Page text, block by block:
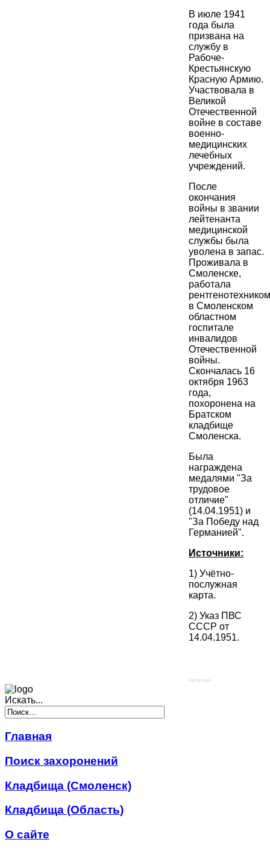
В июле 1941
года была
призвана на
службу в
Рабоче-
Крестьянскую
Красную Армию.
Участвовала в
Великой
Отечественной
войне в составе
военно-
медицинских
лечебных
учреждений.
После
окончания
войны в звании
лейтенанта
медицинской
службы была
уволена в запас.
Проживала в
Смоленске,
работала
рентгенотехником
в Смоленском
областном
госпитале
инвалидов
Отечественной
войны.
Скончалась 16
октября 1963
года,
похоронена на
Братском
кладбище
Смоленска.
Была
награждена
медалями "За
трудовое
отличие"
(14.04.1951) и
"За Победу над
Германией".
Источники:
1) Учётно-
послужная
карта.
2) Указ ПВС
СССР от
14.04.1951.
Social Like
Искать...
Главная
Поиск захоронений
Кладбища (Смоленск)
Кладбища (Область)
О сайте